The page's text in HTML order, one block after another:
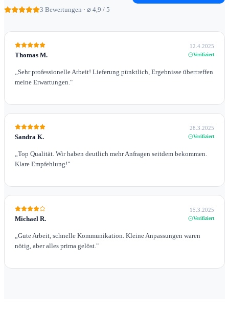
3 Bewertungen · ⌀ 4,9 / 5
Thomas M.
12.4.2025
Verifiziert
„Sehr professionelle Arbeit! Lieferung pünktlich, Ergebnisse übertreffen
meine Erwartungen."
Sandra K.
28.3.2025
Verifiziert
„Top Qualität. Wir haben deutlich mehr Anfragen seitdem bekommen.
Klare Empfehlung!"
Michael R.
15.3.2025
Verifiziert
„Gute Arbeit, schnelle Kommunikation. Kleine Anpassungen waren
nötig, aber alles prima gelöst."